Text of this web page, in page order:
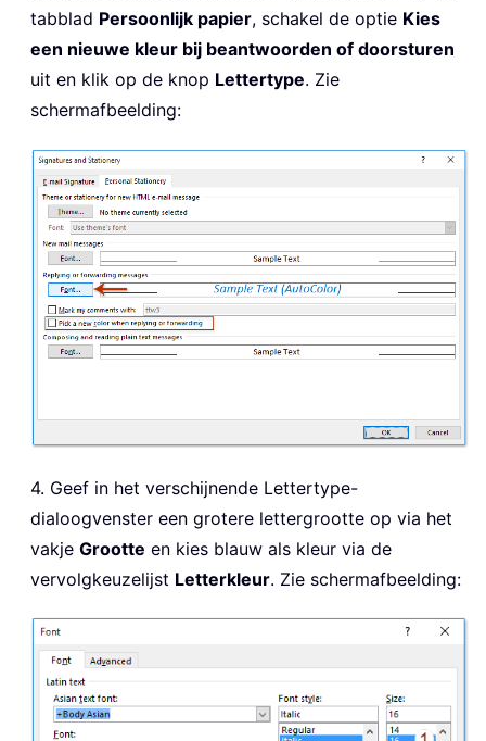
tabblad Persoonlijk papier, schakel de optie Kies
een nieuwe kleur bij beantwoorden of doorsturen
uit en klik op de knop Lettertype. Zie
schermafbeelding:
4. Geef in het verschijnende Lettertype-
dialoogvenster een grotere lettergrootte op via het
vakje Grootte en kies blauw als kleur via de
vervolgkeuzelijst Letterkleur. Zie schermafbeelding: